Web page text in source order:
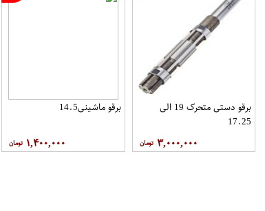
برقو دستی متحرک 19 الی
17.25
۳,۰۰۰,۰۰۰
برقو ماشینی14.5
۱,۴۰۰,۰۰۰